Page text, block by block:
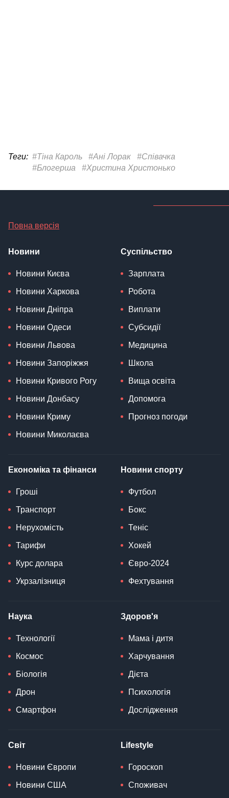
Теги: #Тіна Кароль #Ані Лорак
#Співачка
#Блогерша
#Христина Христонько
Повна версія
Новини
Новини Києва
Новини Харкова
Новини Дніпра
Новини Одеси
Новини Львова
Новини Запоріжжя
Новини Кривого Рогу
Новини Донбасу
Новини Криму
Новини Миколаєва
Суспільство
Зарплата
Робота
Виплати
Субсидії
Медицина
Школа
Вища освіта
Допомога
Прогноз погоди
Економіка та фінанси
Гроші
Транспорт
Нерухомість
Тарифи
Курс долара
Укрзалізниця
Новини спорту
Футбол
Бокс
Теніс
Хокей
Євро-2024
Фехтування
Наука
Технології
Космос
Біологія
Дрон
Смартфон
Здоров'я
Мама і дитя
Харчування
Дієта
Психологія
Дослідження
Світ
Новини Європи
Новини США
Lifestyle
Гороскоп
Споживач